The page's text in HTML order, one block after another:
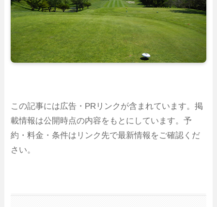
この記事には広告・PRリンクが含まれています。掲
載情報は公開時点の内容をもとにしています。予
約・料金・条件はリンク先で最新情報をご確認くだ
さい。